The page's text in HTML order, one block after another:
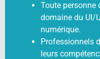
Toute personne
domaine du UI/
numérique.
Professionnels
leurs